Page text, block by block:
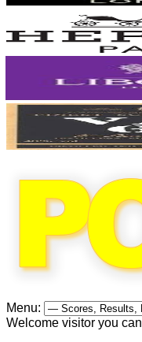
Menu:
Welcome visitor you can